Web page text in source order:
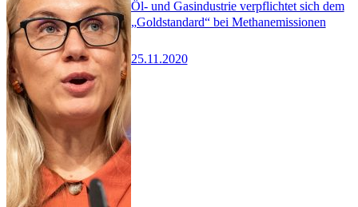
Öl- und Gasindustrie verpflichtet sich dem
„Goldstandard“ bei Methanemissionen
25.11.2020